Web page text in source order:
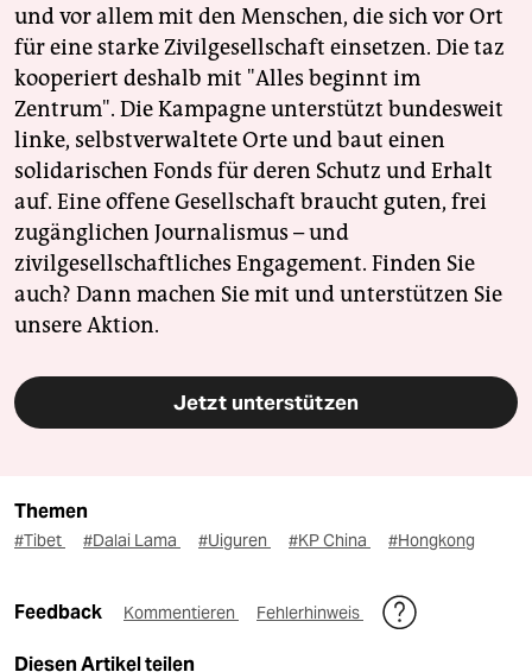
und vor allem mit den Menschen, die sich vor Ort
für eine starke Zivilgesellschaft einsetzen. Die taz
kooperiert deshalb mit "Alles beginnt im
Zentrum". Die Kampagne unterstützt bundesweit
linke, selbstverwaltete Orte und baut einen
solidarischen Fonds für deren Schutz und Erhalt
auf. Eine offene Gesellschaft braucht guten, frei
zugänglichen Journalismus – und
zivilgesellschaftliches Engagement. Finden Sie
auch? Dann machen Sie mit und unterstützen Sie
unsere Aktion.
Jetzt unterstützen
Themen
#Tibet #Dalai Lama #Uiguren #KP China #Hongkong
Feedback Kommentieren Fehlerhinweis
Diesen Artikel teilen